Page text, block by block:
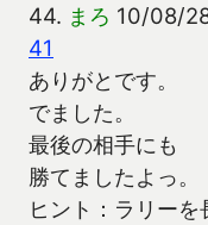
44. まろ 10/08/
41
ありがとです。
でました。
最後の相手にも
勝てましたよっ。
ヒント：ラリーを